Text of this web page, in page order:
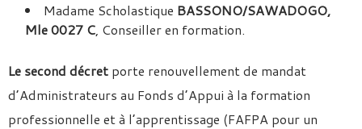
Madame Scholastique BASSONO/SAWADOGO,
Mle 0027 C, Conseiller en formation.
Le second décret porte renouvellement de mandat
d’Administrateurs au Fonds d’Appui à la formation
professionnelle et à l’apprentissage (FAFPA pour un